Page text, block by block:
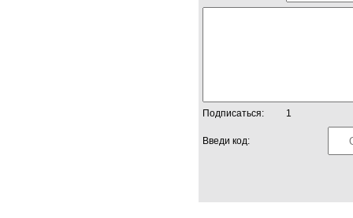
Подписаться: 1
Введи код: